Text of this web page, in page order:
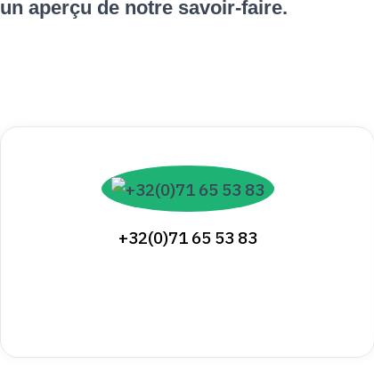
un aperçu de notre savoir-faire.
+32(0)71 65 53 83